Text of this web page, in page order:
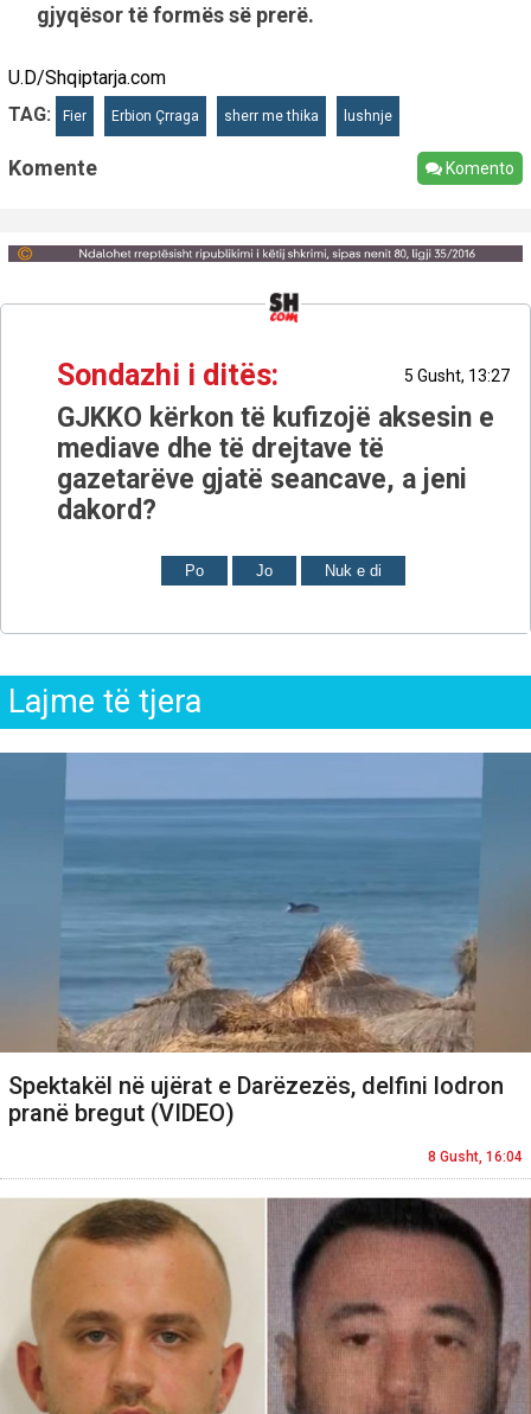
gjyqësor të formës së prerë.
U.D/Shqiptarja.com
TAG:
Fier Erbion Çrraga sherr me thika lushnje
Komente Komento
Sondazhi i ditës: 5 Gusht, 13:27
GJKKO kërkon të kufizojë aksesin e
mediave dhe të drejtave të
gazetarëve gjatë seancave, a jeni
dakord?
Po Jo Nuk e di
Lajme të tjera
Spektakël në ujërat e Darëzezës, delfini lodron
pranë bregut (VIDEO)
8 Gusht, 16:04